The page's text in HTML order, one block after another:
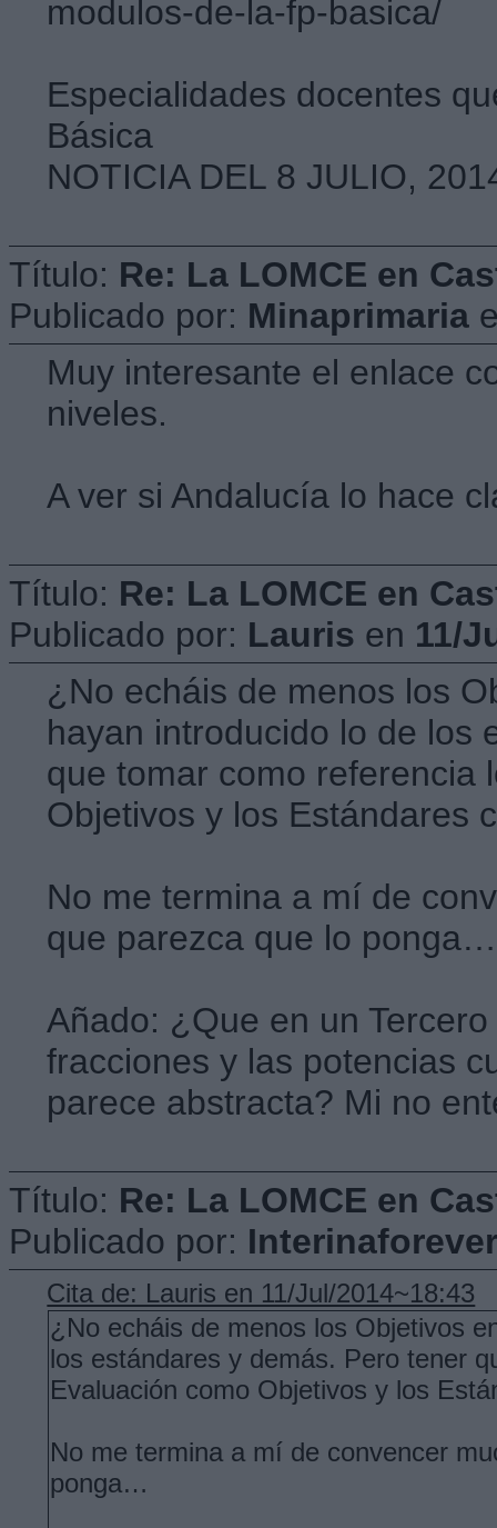
modulos-de-la-fp-basica/
Especialidades docentes
Básica
NOTICIA DEL 8 JULIO,
Título: Re: La LOMCE en
Publicado por: Minaprimaria
Muy interesante el enlace
niveles.
A ver si Andalucía lo hace
Título: Re: La LOMCE en
Publicado por: Lauris en 11/
¿No echáis de menos los
hayan introducido lo de los
que tomar como referencia
Objetivos y los Estándares
No me termina a mí de
que parezca que lo ponga…
Añado: ¿Que en un
fracciones y las potencias
parece abstracta? Mi no
Título: Re: La LOMCE en
Publicado por: Interinaforever
Cita de: Lauris en 11/Jul/2014~18:43
¿No echáis de menos los Objetivos
los estándares y demás. Pero tener
Evaluación como Objetivos y los
No me termina a mí de convencer
ponga…